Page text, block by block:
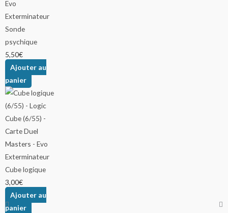
Sonde
psychique
5,50€
Ajouter au
panier
Cube logique
3,00€
Ajouter au
panier